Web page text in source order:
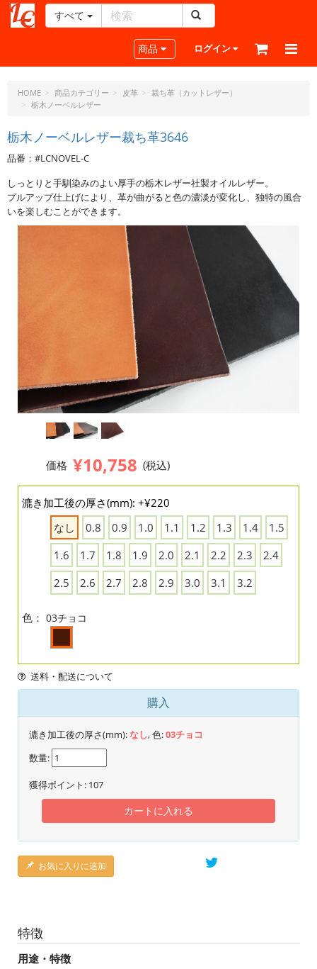
ー
ラ
フ
ド
ッ
ト・
ジ
ェ
ー
ピ
ー
すべて
Toggle navigation
商品 ログイン
HOME 商品カテゴリー 皮革
裁ち革（カットレザー）
栃木ノーベルレザー
栃木ノーベルレザー裁ち革3646
品番：#LCNOVEL-C
しっとりと手馴染みのよい厚手の栃木レザー社製オイルレザー。
プルアップ仕上げにより、革が曲がると色の濃淡が変化し、独特の風合
いを楽しむことができます。
価格 ¥10,758 (税込)
漉き加工後の厚さ(mm): +¥220
なし
0.8 0.9 1.0 1.1 1.2 1.3 1.4
1.5
1.6
1.7 1.8 1.9 2.0 2.1 2.2 2.3
2.4
2.5
2.6 2.7 2.8 2.9 3.0 3.1 3.2
色： 03チョコ
送料・配送について
購入
漉き加工後の厚さ(mm):なし, 色:03チョコ
数量:
獲得ポイント: 107
カートに入れる
お気に入りに追加
特徴
用途・特徴